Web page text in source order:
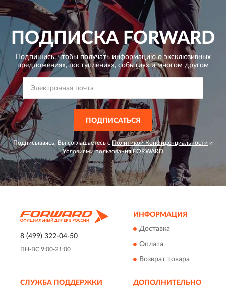
ПОДПИСКА FORWARD
Подпишись, чтобы получать информацию о эксклюзивных
предложениях,поступлениях, событиях и многом другом
ПОДПИСАТЬСЯ
Подписываясь, Вы соглашаетесь сПолитикой Конфиденциальности и
Условиями пользованияFORWARD
8 (499) 322-04-50
ПН-ВС 9:00-21:00
ИНФОРМАЦИЯ
Доставка
Оплата
Возврат товара
СЛУЖБА ПОДДЕРЖКИ ДОПОЛНИТЕЛЬНО